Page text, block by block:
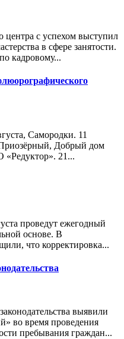
центра с успехом выступил
в сфере занятости.
кадровому...
Самородки. 11
Добрый дом
«Редуктор». 21...
проведут ежегодный
основе. В
что корректировка...
выявили
во время проведения
пребывания граждан...